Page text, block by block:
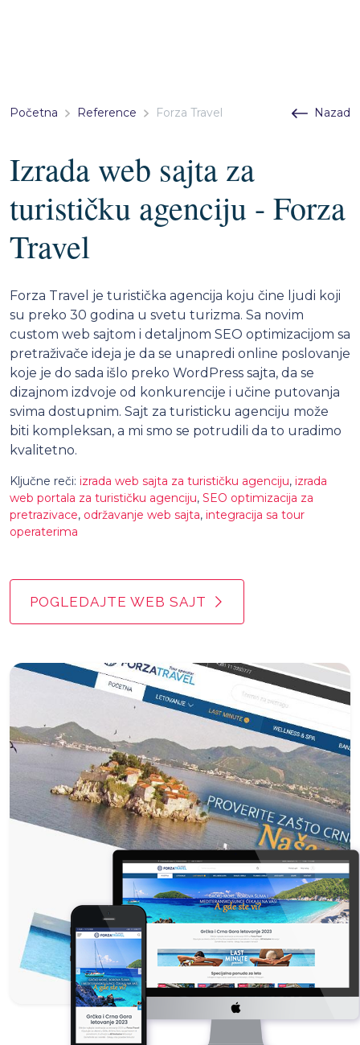
Početna Reference Forza Travel Nazad
Izrada web sajta za
turističku agenciju - Forza
Travel
Forza Travel je turistička agencija koju čine ljudi koji
su preko 30 godina u svetu turizma. Sa novim
custom web sajtom i detaljnom SEO optimizacijom sa
pretraživače ideja je da se unapredi online poslovanje
koje je do sada išlo preko WordPress sajta, da se
dizajnom izdvoje od konkurencije i učine putovanja
svima dostupnim. Sajt za turisticku agenciju može
biti kompleksan, a mi smo se potrudili da to uradimo
kvalitetno.
Ključne reči: izrada web sajta za turističku agenciju, izrada
web portala za turističku agenciju, SEO optimizacija za
pretrazivace, održavanje web sajta, integracija sa tour
operaterima
POGLEDAJTE WEB SAJT